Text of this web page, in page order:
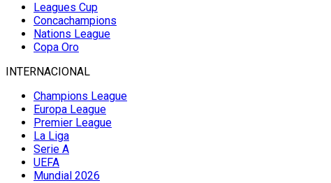
Leagues Cup
Concachampions
Nations League
Copa Oro
INTERNACIONAL
Champions League
Europa League
Premier League
La Liga
Serie A
UEFA
Mundial 2026